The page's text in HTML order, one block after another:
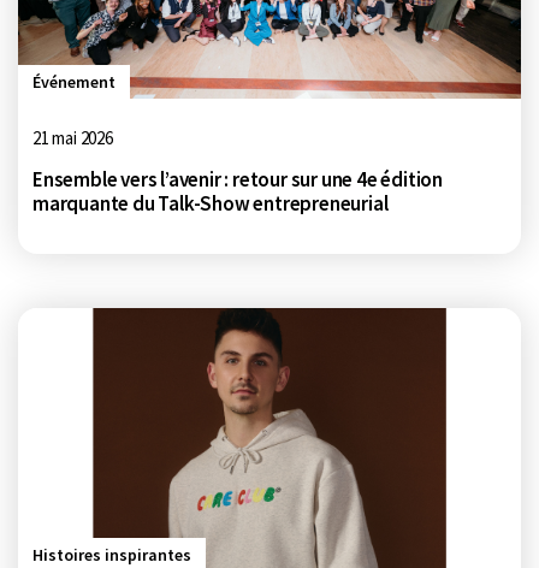
Événement
21 mai 2026
Ensemble vers l’avenir : retour sur une 4e édition
marquante du Talk-Show entrepreneurial
Histoires inspirantes